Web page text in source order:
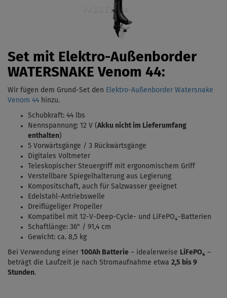
Set mit Elektro-Außenborder
WATERSNAKE Venom 44:
Wir fügen dem Grund-Set den Elektro-Außenborder Watersnake
Venom 44 hinzu.
Schubkraft: 44 lbs
Nennspannung: 12 V (Akku nicht im Lieferumfang
enthalten)
5 Vorwärtsgänge / 3 Rückwärtsgänge
Digitales Voltmeter
Teleskopischer Steuergriff mit ergonomischem Griff
Verstellbare Spiegelhalterung aus Legierung
Kompositschaft, auch für Salzwasser geeignet
Edelstahl-Antriebswelle
Dreiflügeliger Propeller
Kompatibel mit 12-V-Deep-Cycle- und LiFePO₄-Batterien
Schaftlänge: 36" / 91,4 cm
Gewicht: ca. 8,5 kg
Bei Verwendung einer 100Ah Batterie – idealerweise LiFePO₄ –
beträgt die Laufzeit je nach Stromaufnahme etwa 2,5 bis 9
Stunden.